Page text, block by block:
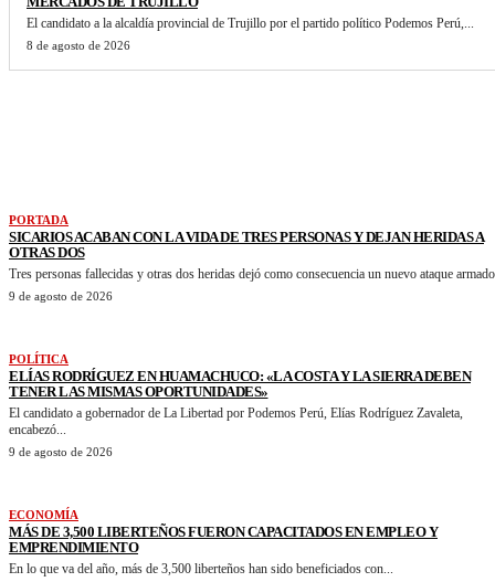
El candidato a la alcaldía provincial de Trujillo por el partido político Podemos Perú,...
8 de agosto de 2026
PORTADA
SICARIOS ACABAN CON LA VIDA DE TRES PERSONAS Y DEJAN HERIDAS A
OTRAS DOS
Tres personas fallecidas y otras dos heridas dejó como consecuencia un nuevo ataque
9 de agosto de 2026
POLÍTICA
ELÍAS RODRÍGUEZ EN HUAMACHUCO: «LA COSTA Y LA SIERRA DEBEN
TENER LAS MISMAS OPORTUNIDADES»
El candidato a gobernador de La Libertad por Podemos Perú, Elías Rodríguez Zavaleta,
encabezó...
9 de agosto de 2026
ECONOMÍA
MÁS DE 3,500 LIBERTEÑOS FUERON CAPACITADOS EN EMPLEO Y
EMPRENDIMIENTO
En lo que va del año, más de 3,500 liberteños han sido beneficiados con...